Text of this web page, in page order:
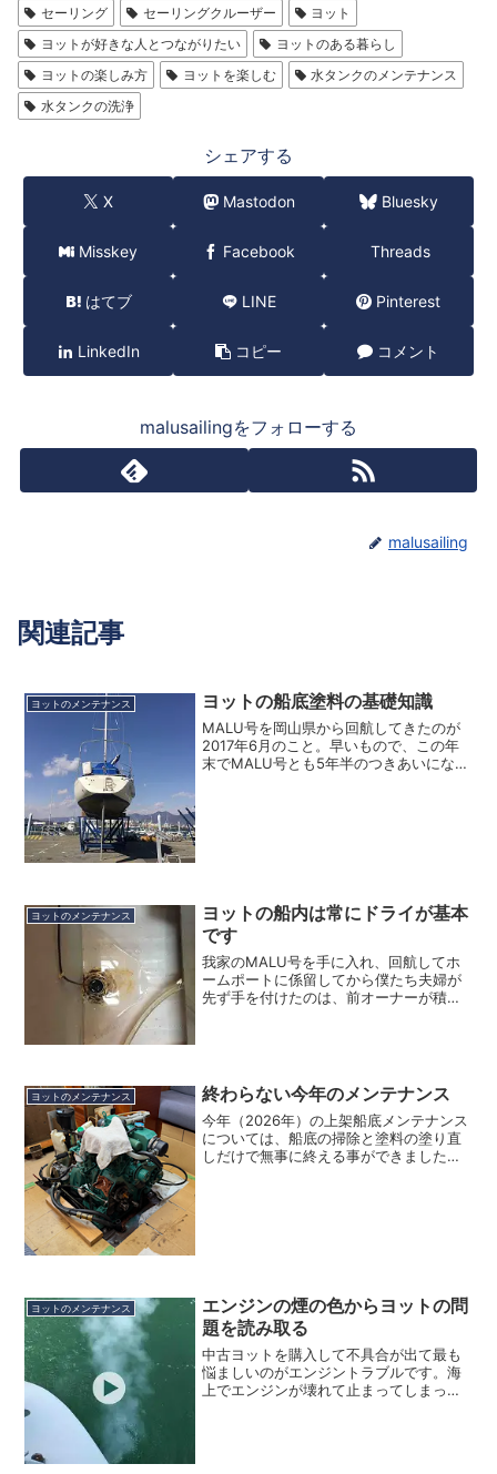
セーリング
セーリングクルーザー
ヨット
ヨットが好きな人とつながりたい
ヨットのある暮らし
ヨットの楽しみ方
ヨットを楽しむ
水タンクのメンテナンス
水タンクの洗浄
シェアする
X Mastodon Bluesky
Misskey Facebook Threads
はてブ LINE Pinterest
LinkedIn コピー コメント
malusailingをフォローする
malusailing
関連記事
ヨットのメンテナンス ヨットの船底塗料の基礎知識
MALU号を岡山県から回航してきたのが
2017年6月のこと。早いもので、この年
末でMALU号とも5年半のつきあいになり
ヨットのメンテナンス
ヨットの船内は常にドライが基本
です
我家のMALU号を手に入れ、回航してホ
ームポートに係留してから僕たち夫婦が
先ず手を付けたのは、前オーナーが積ん
ヨットのメンテナンス 終わらない今年のメンテナンス
今年（2026年）の上架船底メンテナンス
については、船底の掃除と塗料の塗り直
しだけで無事に終える事ができました。
ヨットのメンテナンス
エンジンの煙の色からヨットの問
題を読み取る
中古ヨットを購入して不具合が出て最も
悩ましいのがエンジントラブルです。海
上でエンジンが壊れて止まってしまって